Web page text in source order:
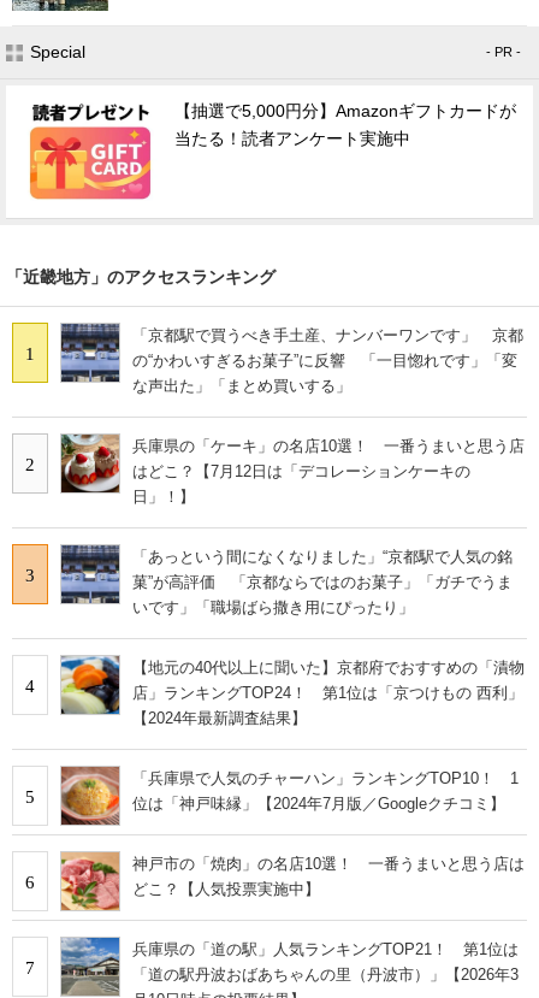
Special - PR -
【抽選で5,000円分】Amazonギフトカードが
当たる！読者アンケート実施中
「近畿地方」のアクセスランキング
1
「京都駅で買うべき手土産、ナンバーワンです」 京都
の“かわいすぎるお菓子”に反響 「一目惚れです」「変
な声出た」「まとめ買いする」
2
兵庫県の「ケーキ」の名店10選！ 一番うまいと思う店
はどこ？【7月12日は「デコレーションケーキの
日」！】
3
「あっという間になくなりました」“京都駅で人気の銘
菓”が高評価 「京都ならではのお菓子」「ガチでうま
いです」「職場ばら撒き用にぴったり」
4
【地元の40代以上に聞いた】京都府でおすすめの「漬物
店」ランキングTOP24！ 第1位は「京つけもの 西利」
【2024年最新調査結果】
5
「兵庫県で人気のチャーハン」ランキングTOP10！ 1
位は「神戸味縁」【2024年7月版／Googleクチコミ】
6
神戸市の「焼肉」の名店10選！ 一番うまいと思う店は
どこ？【人気投票実施中】
7
兵庫県の「道の駅」人気ランキングTOP21！ 第1位は
「道の駅丹波おばあちゃんの里（丹波市）」【2026年3